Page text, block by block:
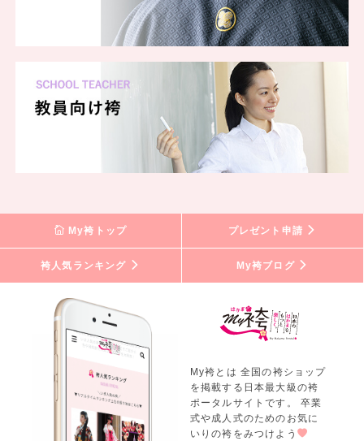
My袴トップ プレゼント申請
袴人気ランキング My袴ブログ
My袴とは 全国の袴ショップ
を掲載する日本最大級の袴
ポータルサイトです。 卒業
式や成人式のためのお気に
いりの袴をみつけよう